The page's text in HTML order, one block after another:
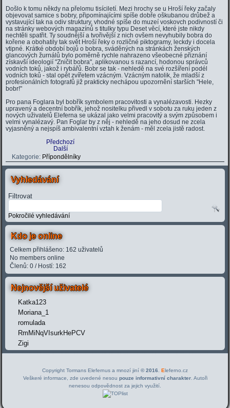
Došlo k tomu někdy na přelomu tisíciletí. Mezi hrochy se u Hroší řeky začaly
objevovat samice s bobry, připomínajícími spíše dobře oškubanou drůbež a
vystavující tak na odiv struktury, vhodné spíše do muzeí voskovch podivností či
na stránky webových magazínů s titulky typu Deset věcí, které jste nikdy
nechtěli spatřit. Ty soudnější a tvořivější z nich ovšem nevyhubily bobra do
kořene a obohatily tak svět Hroší řeky o rozličné piktogramy, leckdy i docela
vtipné. Krátké období bojů o bobra, sváděných na stránkách ženských
glancových žurnálů bylo poměrně rychle nahrazeno všeobecné přiznání
získavší ideologií "Zničit bobra", aplikovanou s razancí, hodonou správců
vodních toků, jakož i rybářů. Bobr se tak - nehledě na své rozšíření podél
vodních toků - stal opět zvířetem vzácným. Vzácným natolik, že mladší z
profesionálních fotografů již prakticky nechápou upozornění starších "Hele,
bobr!"
Pro pana Foglara byl bobřík symbolem pracovitosti a vynalézavosti. Hezky
upravený a decentní bobřík, jehož nositelku přivedl v sobotu za ruku jeden z
nových uživatelů Eleferna se ukázal jako velmi pracovitý a svým způsobem i
velmi vynalézavý. Pan Foglar by z něj - nehledě na jeho dosud ne zcela
vyjasněný a nejspíš ambivalentní vztah k ženám - měl zcela jistě radost.
Předchozí
Další
Kategorie: Přípondělníky
Vyhledávání
Filtrovat
Pokročilé vyhledávání
Kdo je online
Celkem přihlášeno: 162 uživatelů
No members online
Členů: 0 / Hostí: 162
Nejnovější uživatelé
Katka123
Moriana_1
romulada
RmMiNqVIsurkHePCV
Zigi
Copyright Tormans Elefernus a mnozí jiní © 2016. Eleferno.cz
Veškeré informace, zde uvedené nesou pouze informativní charakter. Autoři
nenesou odpovědnost za jejich využití.